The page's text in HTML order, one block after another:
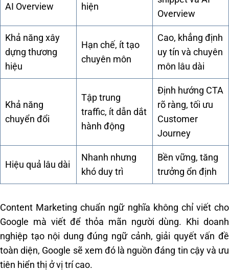
AI Overview hiện
Overview
Khả năng xây
dựng thương
hiệu
Hạn chế, ít tạo
chuyên môn
Cao, khẳng định
uy tín và chuyên
môn lâu dài
Khả năng
chuyển đổi
Tập trung
traffic, ít dẫn dắt
hành động
Định hướng CTA
rõ ràng, tối ưu
Customer
Journey
Hiệu quả lâu dài
Nhanh nhưng
khó duy trì
Bền vững, tăng
trưởng ổn định
Content Marketing chuẩn ngữ nghĩa không chỉ viết cho
Google mà viết để thỏa mãn người dùng. Khi doanh
nghiệp tạo nội dung đúng ngữ cảnh, giải quyết vấn đề
toàn diện, Google sẽ xem đó là nguồn đáng tin cậy và ưu
tiên hiển thị ở vị trí cao.